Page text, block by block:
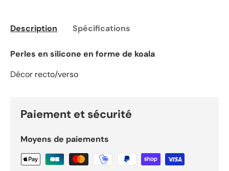
Description Spécifications
Perles en silicone en forme de koala
Décor recto/verso
Paiement et sécurité
Moyens de paiements